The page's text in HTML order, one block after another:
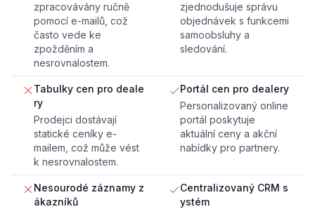
zpracovávány ručně
pomocí e-mailů, což
často vede ke
zpožděním a
nesrovnalostem.
zjednodušuje správu
objednávek s funkcemi
samoobsluhy a
sledování.
Tabulky cen pro deale
ry
Prodejci dostávají
statické ceníky e-
mailem, což může vést
k nesrovnalostem.
Portál cen pro dealery
Personalizovaný online
portál poskytuje
aktuální ceny a akční
nabídky pro partnery.
Nesourodé záznamy z
ákazníků
Centralizovaný CRM s
ystém